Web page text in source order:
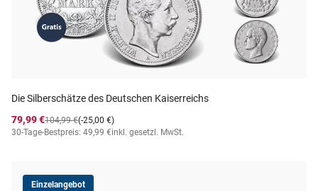
Die Silberschätze des Deutschen Kaiserreichs
79,99 €
(-25,00 €)
104,99 €
30-Tage-Bestpreis: 49,99 €inkl. gesetzl. MwSt.
Einzelangebot